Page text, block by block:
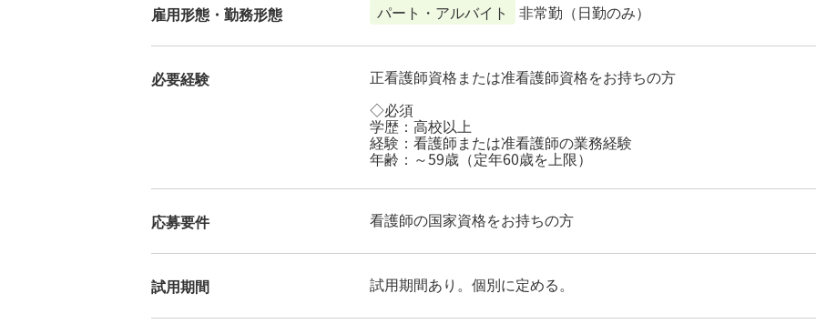
雇用形態・勤務形態 パート・アルバイト 非常勤（日勤のみ）
必要経験
正看護師資格または准看護師資格をお持ちの方
◇必須
学歴：高校以上
経験：看護師または准看護師の業務経験
年齢：～59歳（定年60歳を上限）
応募要件 看護師の国家資格をお持ちの方
試用期間 試用期間あり。個別に定める。